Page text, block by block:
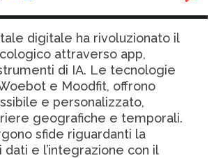
digitale ha rivoluzionato il
attraverso app,
di IA. Le tecnologie
e Moodfit, offrono
e personalizzato,
geografiche e temporali.
sfide riguardanti la
e l’integrazione con il